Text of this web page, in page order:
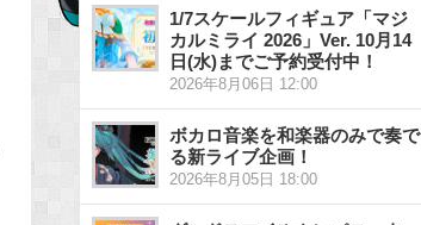
1/7スケールフィギュア「マジ
カルミライ 2026」Ver. 10月14
日(水)までご予約受付中！
2026年8月06日 12:00
ボカロ音楽を和楽器のみで奏で
る新ライブ企画！
2026年8月05日 18:00